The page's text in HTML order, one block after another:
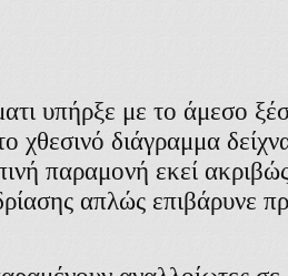
υπήρξε με το άμεσο
χθεσινό διάγραμμα
παραμονή εκεί
απλώς επιβάρυνε